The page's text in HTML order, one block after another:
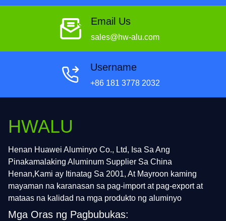
Email Us
sales@hw-alu.com
Username
+86 181 3778 2032
HWALU
Henan Huawei Aluminyo Co., Ltd, Isa Sa Ang
Pinakamalaking Aluminum Supplier Sa China
Henan,Kami ay Itinatag Sa 2001, At Mayroon kaming
mayaman na karanasan sa pag-import at pag-export at
mataas na kalidad na mga produkto ng aluminyo
Mga Oras ng Pagbubukas: